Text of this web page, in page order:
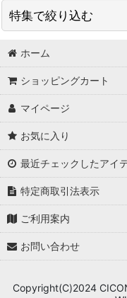
ビジネスバッグ ブリーフケ
トートバッグ
ショルダーバッグ
ボストンバッグ
ダレスバッグ ドクターバッ
アタッシュケース
2wayバッグ 3wayバッグ
リュック バックパック
特集で絞り込む
THE FEW ザフューゴルフ
JONES ジョーンズ ゴルフ
SDGs商品
ゴルフ ヘッドカバー オリ
クロコダイル・クロコシ
ホーム
ショッピングカート
マイページ
お気に入り
最近チェックしたアイ
特定商取引法表示
ご利用案内
お問い合わせ
Copyright(C)2024